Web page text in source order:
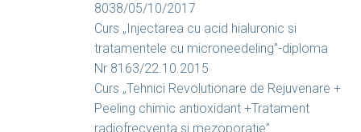
8038/05/10/2017
Curs „Injectarea cu acid hialuronic si
tratamentele cu microneedeling”-diploma
Nr 8163/22.10.2015
Curs „Tehnici Revolutionare de Rejuvenare +
Peeling chimic antioxidant +Tratament
radiofrecventa si mezoporatie”